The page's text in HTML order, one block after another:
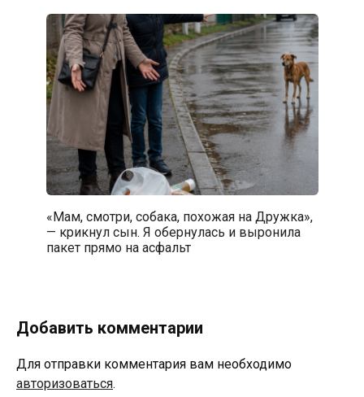
«Мам, смотри, собака, похожая на Дружка»,
— крикнул сын. Я обернулась и выронила
пакет прямо на асфальт
Добавить комментарии
Для отправки комментария вам необходимо
авторизоваться.